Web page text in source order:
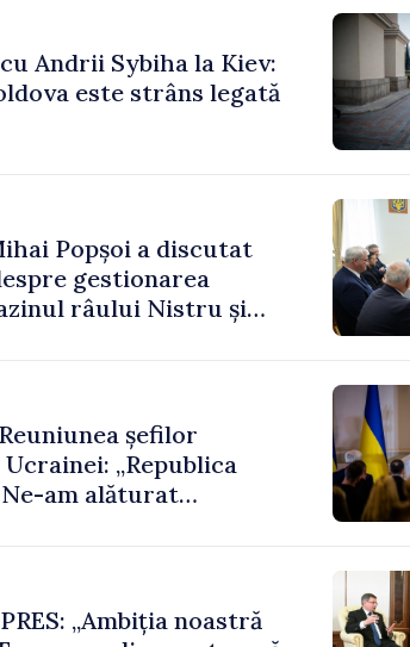
Andrii Sybiha la Kiev:
este strâns legată
Popșoi a discutat
gestionarea
râului Nistru și
șefilor
„Republica
am alăturat
„Ambiția noastră